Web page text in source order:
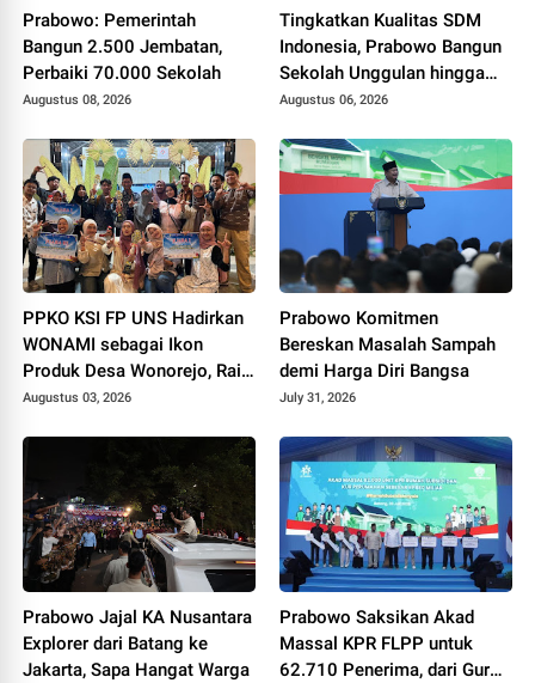
Prabowo: Pemerintah
Bangun 2.500 Jembatan,
Perbaiki 70.000 Sekolah
Augustus 08, 2026
Tingkatkan Kualitas SDM
Indonesia, Prabowo Bangun
Sekolah Unggulan hingga
Undang Universitas Terbaik
Augustus 06, 2026
PPKO KSI FP UNS Hadirkan
WONAMI sebagai Ikon
Produk Desa Wonorejo, Raih
Tiga Penghargaan di
2026
Augustus 03, 2026
Prabowo Komitmen
Bereskan Masalah Sampah
demi Harga Diri Bangsa
July 31, 2026
Prabowo Jajal KA Nusantara
Explorer dari Batang ke
Jakarta, Sapa Hangat Warga
Prabowo Saksikan Akad
Massal KPR FLPP untuk
62.710 Penerima, dari Guru